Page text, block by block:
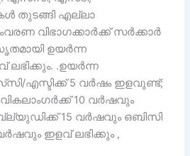
തുടങ്ങി എല്ലാ
വിഭാഗക്കാർക്ക് സർക്കാർ
ഉയർന്ന
ലഭിക്കും. .ഉയർന്ന
എസ്ടിക്ക് 5 വർഷം ഇളവുണ്ട്;
10 വർഷവും
15 വർഷവും ഒബിസി
ഇളവ് ലഭിക്കും ,